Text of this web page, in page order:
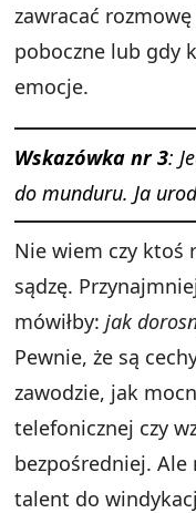
zawracać
poboczne lub gdy
emocje.
Wskazówka nr 3:
do munduru. Ja
Nie wiem czy ktoś
sądzę.
mówiłby:jak
Pewnie, że są
zawodzie, jak
telefonicznej czy
bezpośredniej.
talent do